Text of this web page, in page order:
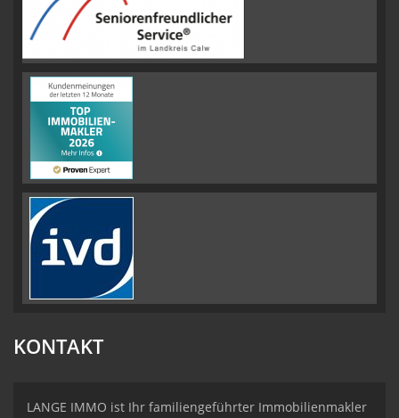
KONTAKT
LANGE IMMO ist Ihr familiengeführter Immobilienmakler